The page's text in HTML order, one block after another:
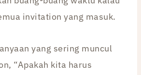
invitation yang masuk.
yang sering muncul
“Apakah kita harus